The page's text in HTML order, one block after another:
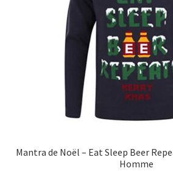
Mantra de Noël – Eat Sleep Beer
Homme